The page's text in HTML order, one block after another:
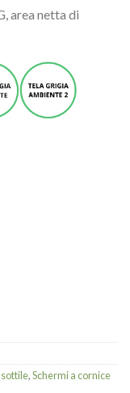
area netta di
sottile,Schermi a cornice